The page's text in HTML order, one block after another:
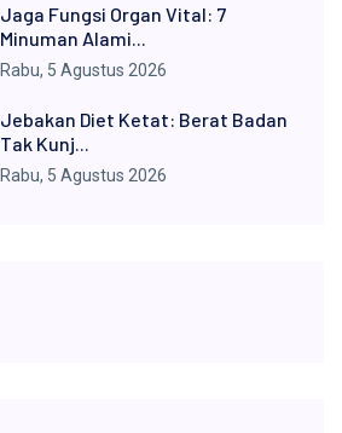
Jaga Fungsi Organ Vital: 7
Minuman Alami...
Rabu, 5 Agustus 2026
Jebakan Diet Ketat: Berat Badan
Tak Kunj...
Rabu, 5 Agustus 2026